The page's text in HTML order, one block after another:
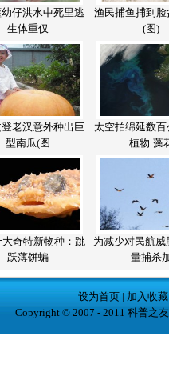
仔洪水中死里逃
生体重仅
渔民捕鱼捕到
(图)
老汉意外种出巨
型南瓜(图
太空拍绵延数
植物:藻
大奇特新物种：跳
跃薄饼蝙
为减少对民航威
量捕杀
设为首页| 加入收藏
Copyright © 2007 - 2011 科普之